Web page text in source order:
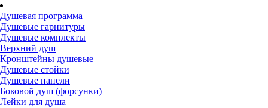
Душевая программа
Душевые гарнитуры
Душевые комплекты
Верхний душ
Кронштейны душевые
Душевые стойки
Душевые панели
Боковой душ (форсунки)
Лейки для душа